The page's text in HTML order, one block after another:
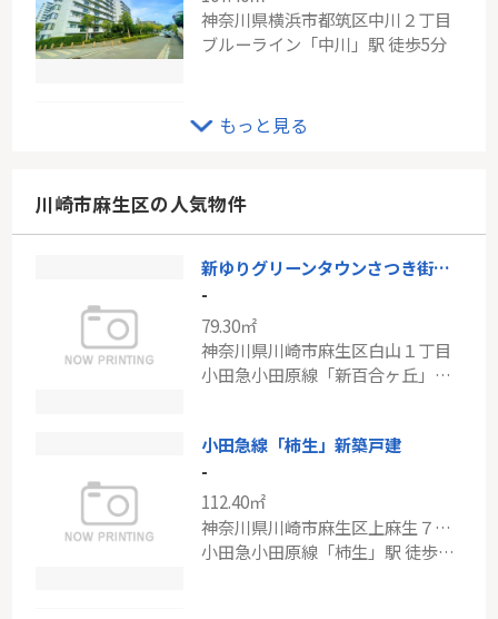
神奈川県横浜市都筑区中川２丁目
ブルーライン「中川」駅 徒歩5分
小田急線「新百合ヶ丘」新築分譲
-
96.87㎡
東京都町田市森野５丁目
もっと見る
川崎市麻生区の人気物件
新ゆりグリーンタウンさつき街区３号棟
-
79.30㎡
神奈川県川崎市麻生区白山１丁目
小田急小田原線「新百合ヶ丘」駅 バス8分 「白山神社」 停歩1分
小田急線「柿生」新築戸建
-
112.40㎡
神奈川県川崎市麻生区上麻生７丁目
小田急小田原線「柿生」駅 徒歩20分